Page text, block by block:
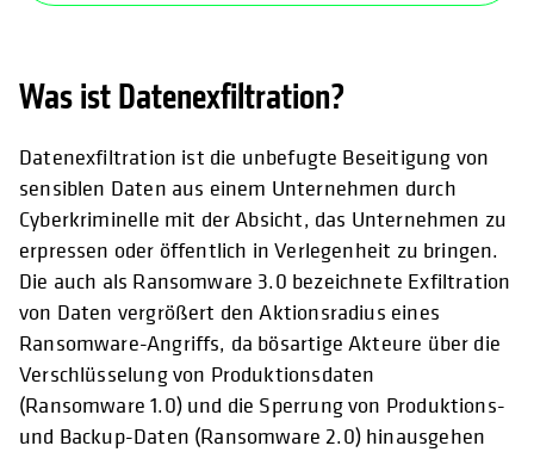
Was ist Datenexfiltration?
Datenexfiltration ist die unbefugte Beseitigung von
sensiblen Daten aus einem Unternehmen durch
Cyberkriminelle mit der Absicht, das Unternehmen zu
erpressen oder öffentlich in Verlegenheit zu bringen.
Die auch als Ransomware 3.0 bezeichnete Exfiltration
von Daten vergrößert den Aktionsradius eines
Ransomware-Angriffs, da bösartige Akteure über die
Verschlüsselung von Produktionsdaten
(Ransomware 1.0) und die Sperrung von Produktions-
und Backup-Daten (Ransomware 2.0) hinausgehen